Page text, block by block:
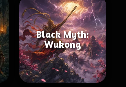
Black Myth:
Wukong